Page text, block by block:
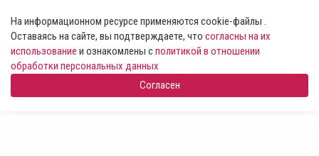
На информационном ресурсе применяются cookie-файлы .
Оставаясь на сайте, вы подтверждаете, что согласны на их
использование и ознакомлены сполитикой в отношении
обработки персональных данных
Согласен